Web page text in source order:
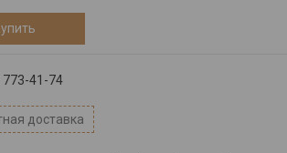
773-41-74
доставка